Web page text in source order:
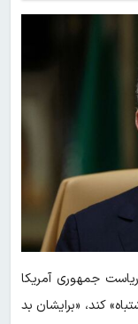
ریاست جمهوری آمریکا
کند، «برایشان بد